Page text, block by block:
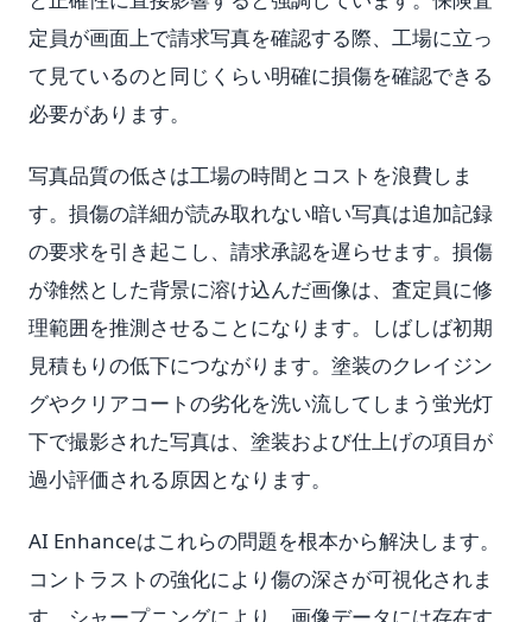
定員が画面上で請求写真を確認する際、工場に立っ
て見ているのと同じくらい明確に損傷を確認できる
必要があります。
写真品質の低さは工場の時間とコストを浪費しま
す。損傷の詳細が読み取れない暗い写真は追加記録
の要求を引き起こし、請求承認を遅らせます。損傷
が雑然とした背景に溶け込んだ画像は、査定員に修
理範囲を推測させることになります。しばしば初期
見積もりの低下につながります。塗装のクレイジン
グやクリアコートの劣化を洗い流してしまう蛍光灯
下で撮影された写真は、塗装および仕上げの項目が
過小評価される原因となります。
AI Enhanceはこれらの問題を根本から解決します。
コントラストの強化により傷の深さが可視化されま